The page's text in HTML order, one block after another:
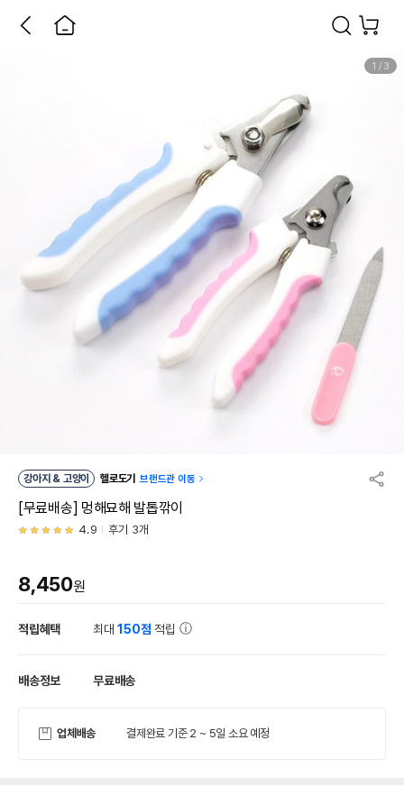
1 / 3
강아지 & 고양이 헬로도기 브랜드관 이동
[무료배송] 멍해묘해 발톱깎이
4.9 후기 3개
8,450원
적립혜택 최대150점 적립
배송정보 무료배송
업체배송 결제완료 기준 2 ~ 5일 소요 예정